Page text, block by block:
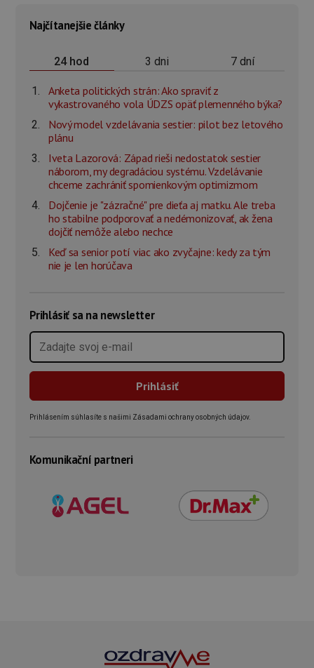
Najčítanejšie články
24 hod 3 dni 7 dní
Anketa politických strán: Ako spraviť z
vykastrovaného vola ÚDZS opäť plemenného býka?
Nový model vzdelávania sestier: pilot bez letového
plánu
Iveta Lazorová: Západ rieši nedostatok sestier
náborom, my degradáciou systému. Vzdelávanie
chceme zachrániť spomienkovým optimizmom
Dojčenie je "zázračné" pre dieťa aj matku. Ale treba
ho stabilne podporovať a nedémonizovať, ak žena
dojčiť nemôže alebo nechce
Keď sa senior potí viac ako zvyčajne: kedy za tým
nie je len horúčava
Prihlásiť sa na newsletter
Prihlásením súhlasíte s našimi Zásadami ochrany osobných údajov.
Komunikační partneri